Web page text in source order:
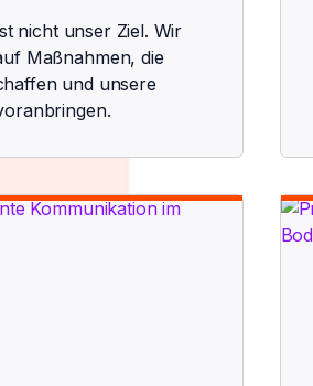
nicht unser Ziel. Wir
Maßnahmen, die
und unsere